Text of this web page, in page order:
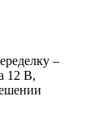
–
12 В,